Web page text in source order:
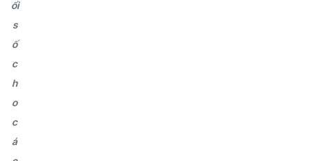
ổi
s
ố
c
h
o
c
á